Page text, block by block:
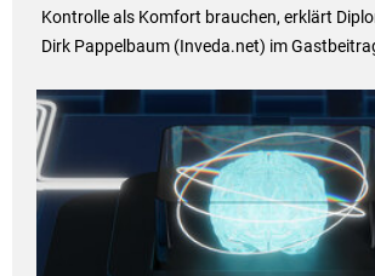
Kontrolle als Komfort brauchen, erklärt
Dirk Pappelbaum (Inveda.net) im